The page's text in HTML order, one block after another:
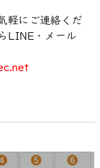
軽にご連絡くだ
LINE・メール